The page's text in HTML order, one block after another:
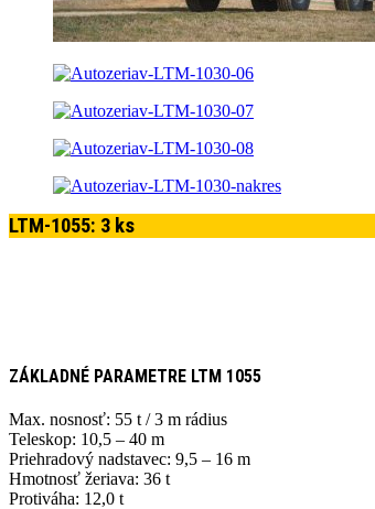
LTM-1055: 3 ks
ZÁKLADNÉ PARAMETRE LTM 1055
Max. nosnosť: 55 t / 3 m rádius
Teleskop: 10,5 – 40 m
Priehradový nadstavec: 9,5 – 16 m
Hmotnosť žeriava: 36 t
Protiváha: 12,0 t